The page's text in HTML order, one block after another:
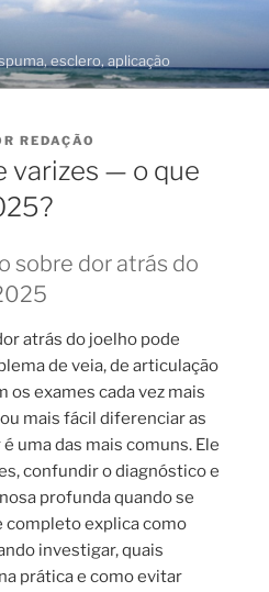
esclero, aplicação
REDAÇÃO
varizes — o que
sobre dor atrás do
atrás do joelho pode
de veia, de articulação
os exames cada vez mais
mais fácil diferenciar as
uma das mais comuns. Ele
confundir o diagnóstico e
profunda quando se
completo explica como
investigar, quais
prática e como evitar